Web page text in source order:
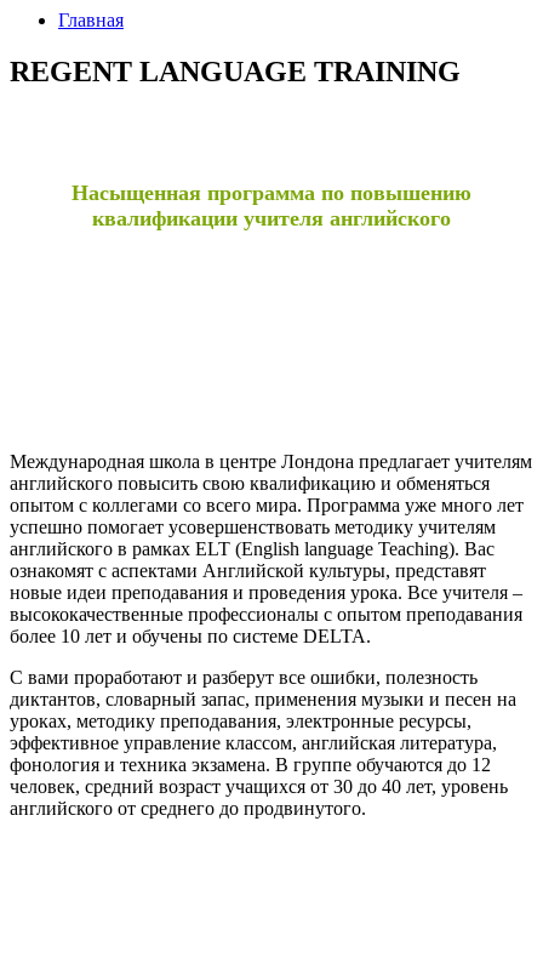
Главная
REGENT LANGUAGE TRAINING
Насыщенная программа по повышению
квалификации учителя английского
Международная школа в центре Лондона предлагает учителям
английского повысить свою квалификацию и обменяться
опытом с коллегами со всего мира. Программа уже много лет
успешно помогает усовершенствовать методику учителям
английского в рамках ELT (English language Teaching). Вас
ознакомят с аспектами Английской культуры, представят
новые идеи преподавания и проведения урока. Все учителя –
высококачественные профессионалы с опытом преподавания
более 10 лет и обучены по системе DELTA.
С вами проработают и разберут все ошибки, полезность
диктантов, словарный запас, применения музыки и песен на
уроках, методику преподавания, электронные ресурсы,
эффективное управление классом, английская литература,
фонология и техника экзамена. В группе обучаются до 12
человек, средний возраст учащихся от 30 до 40 лет, уровень
английского от среднего до продвинутого.